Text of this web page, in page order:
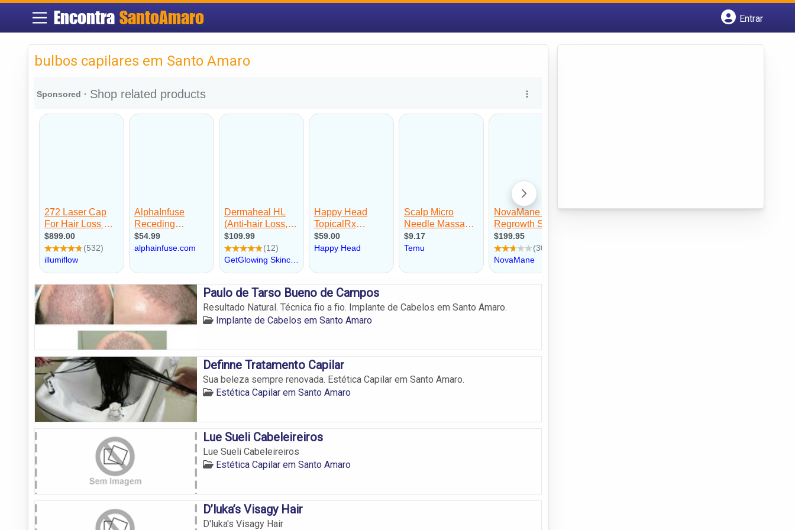
Encontra SantoAmaro
Entrar
bulbos capilares em Santo Amaro
Paulo de Tarso Bueno de Campos
Resultado Natural. Técnica fio a fio. Implante de Cabelos em Santo Amaro.
Implante de Cabelos em Santo Amaro
Definne Tratamento Capilar
Sua beleza sempre renovada. Estética Capilar em Santo Amaro.
Estética Capilar em Santo Amaro
Lue Sueli Cabeleireiros
Lue Sueli Cabeleireiros
Estética Capilar em Santo Amaro
D’luka’s Visagy Hair
D'luka's Visagy Hair